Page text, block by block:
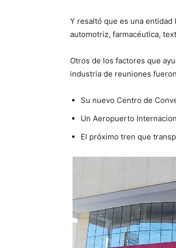
Y resaltó que es una
automotriz, farmacéutica,
Otros de los factores que
industria de reuniones
Su nuevo Centro de
Un Aeropuerto
El próximo tren que